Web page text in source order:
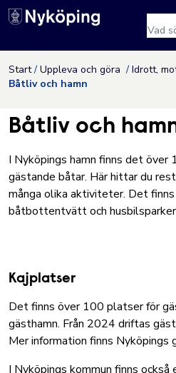
Hoppa till
Nyköpings
Start Uppleva och göra
Idrott,
Båtliv och hamn
Båtliv och
I Nyköpings hamn finns det
gästande båtar. Här hittar du
många olika aktiviteter. Det
båtbottentvätt och
Kajplatser
Det finns över 100 platser för
gästhamn. Från 2024 driftas
Mer information finns Nyköpings
I Nyköpings kommun finns också